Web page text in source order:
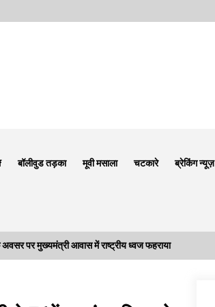
बॉलीवुड तड़का मूवी मसाला चटकारे ब्रेकिंग न्यूज़
पर मुख्यमंत्री आवास में राष्ट्रीय ध्वज फहराया